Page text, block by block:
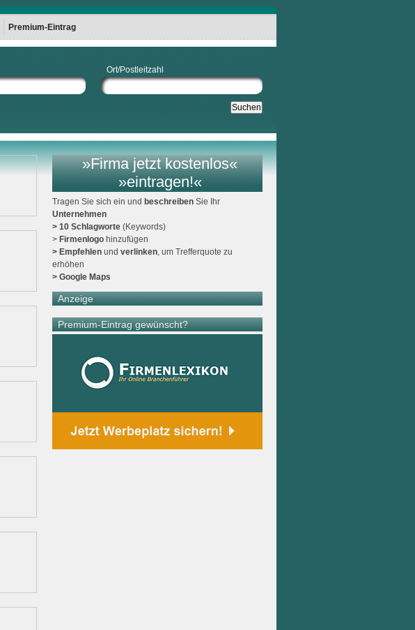
Premium-Eintrag
Ort/Postleitzahl
»Firma jetzt kostenlos«
»eintragen!«
Tragen Sie sich ein und beschreibenSie Ihr
Unternehmen
> 10 Schlagworte(Keywords)
> Firmenlogohinzufügen
> Empfehlenund verlinken, um Trefferquote zu
erhöhen
> Google Maps
Anzeige
Premium-Eintrag gewünscht?